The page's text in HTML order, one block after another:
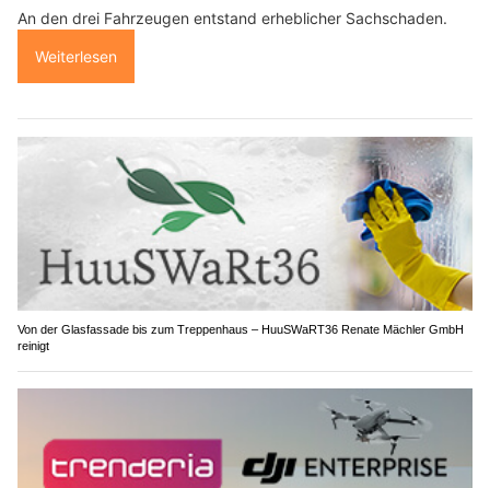
An den drei Fahrzeugen entstand erheblicher Sachschaden.
Weiterlesen
Von der Glasfassade bis zum Treppenhaus – HuuSWaRT36 Renate Mächler GmbH
reinigt